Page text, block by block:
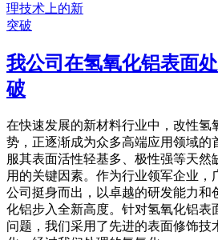
我公司在氢氧化铝表面
破
在快速发展的新材料行业中，改性氢
势，正逐渐成为众多高端应用领域的
服其表面活性轻基多、极性强等天然
用的关键因素。作为行业领军企业，
公司挺身而出，以卓越的研发能力和
化铝步入全新高度。针对氢氧化铝表
问题，我们采用了先进的表面修饰技